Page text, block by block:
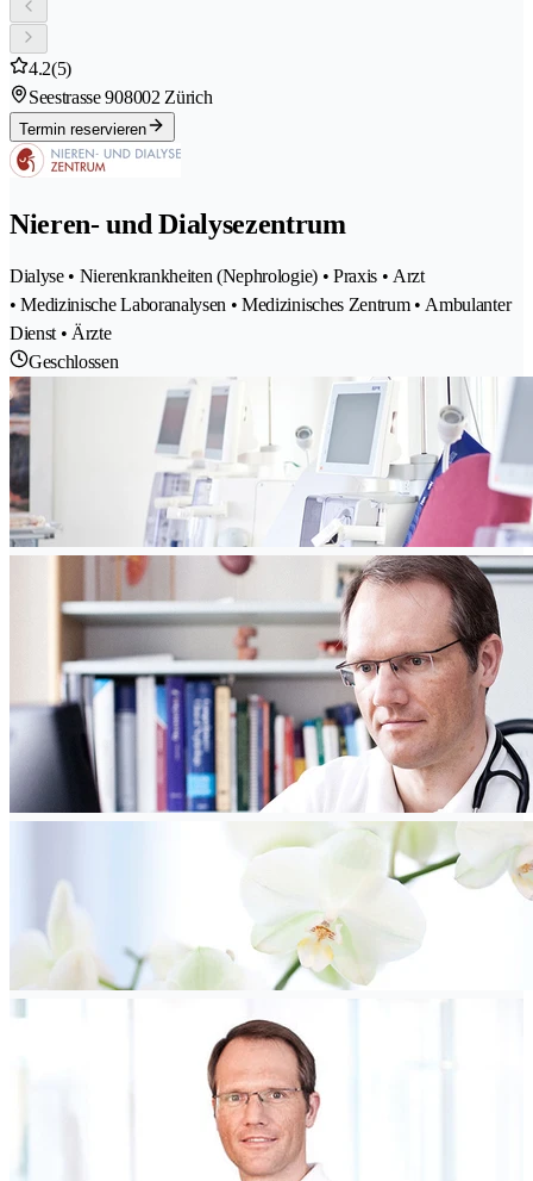
4.2(5)
Seestrasse 908002 Zürich
Termin reservieren
Nieren- und Dialysezentrum
Dialyse • Nierenkrankheiten (Nephrologie) • Praxis • Arzt
• Medizinische Laboranalysen • Medizinisches Zentrum • Ambulanter
Dienst • Ärzte
Geschlossen